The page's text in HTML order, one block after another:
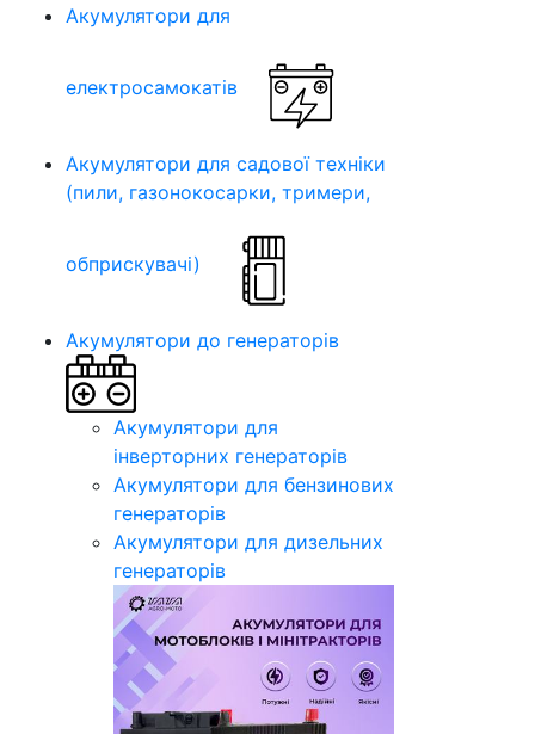
Акумулятори для
електросамокатів
Акумулятори для садової техніки
(пили, газонокосарки, тримери,
обприскувачі)
Акумулятори до генераторів
Акумулятори для
інверторних генераторів
Акумулятори для бензинових
генераторів
Акумулятори для дизельних
генераторів